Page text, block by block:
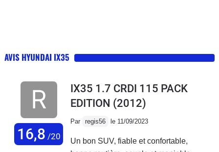
AVIS HYUNDAI IX35
16,8 /20
IX35 1.7 CRDI 115 PACK
EDITION (2012)
Par regis56 le 11/09/2023
Un bon SUV, fiable et confortable,